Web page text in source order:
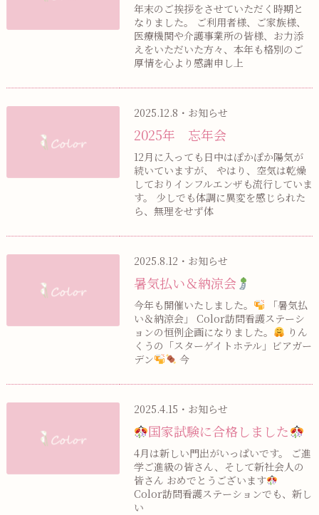
年末のご挨拶をさせていただく時期と
なりました。 ご利用者様、ご家族様、
医療機関や介護事業所の皆様、お力添
えをいただいた方々、本年も格別のご
厚情を心より感謝申し上
2025.12.8・お知らせ
2025年 忘年会
12月に入っても日中はぽかぽか陽気が
続いていますが、 やはり、空気は乾燥
しておりインフルエンザも流行していま
す。 少しでも体調に異変を感じられた
ら、無理をせず体
2025.8.12・お知らせ
暑気払い＆納涼会
今年も開催いたしました。
「暑気払
い＆納涼会」 Color訪問看護ステーシ
ョンの恒例企画になりました。
りん
くうの「スターゲイトホテル」ビアガー
デン
今
2025.4.15・お知らせ
国家試験に合格しました
4月は新しい門出がいっぱいです。 ご進
学ご進級の皆さん、そして新社会人の
皆さん おめでとうございます
Color訪問看護ステーションでも、新し
い